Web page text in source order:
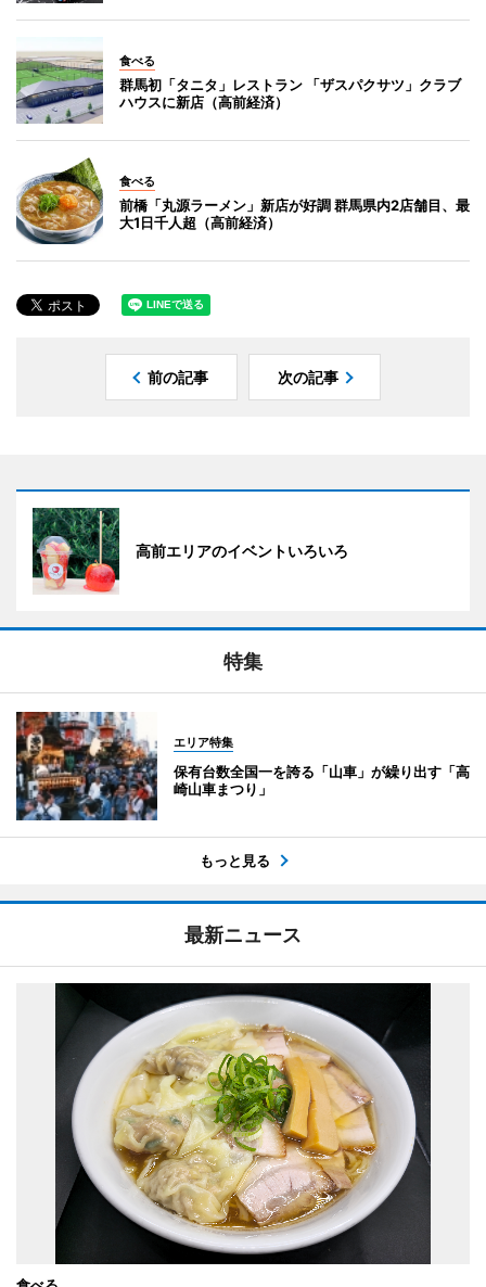
食べる
群馬初「タニタ」レストラン 「ザスパクサツ」クラブ
ハウスに新店（高前経済）
食べる
前橋「丸源ラーメン」新店が好調 群馬県内2店舗目、最
大1日千人超（高前経済）
前の記事 次の記事
高前エリアのイベントいろいろ
特集
エリア特集
保有台数全国一を誇る「山車」が繰り出す「高
崎山車まつり」
もっと見る
最新ニュース